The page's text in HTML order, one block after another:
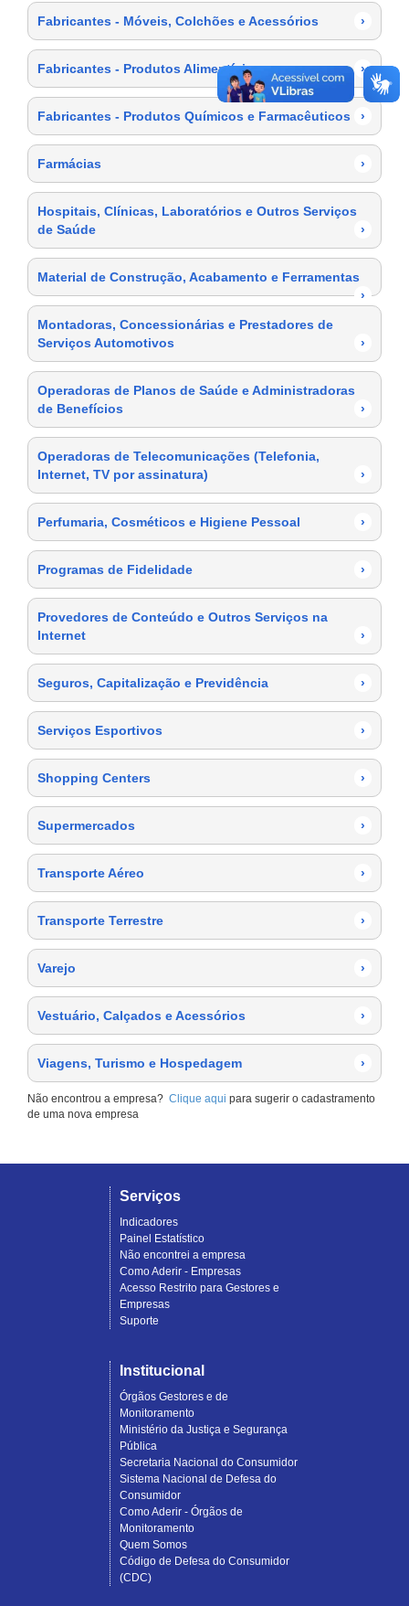
Fabricantes - Móveis, Colchões e Acessórios ›
Fabricantes - Produtos Alimentícios ›
Fabricantes - Produtos Químicos e Farmacêuticos ›
Farmácias ›
Hospitais, Clínicas, Laboratórios e Outros Serviços
de Saúde
›
Material de Construção, Acabamento e Ferramentas
›
Montadoras, Concessionárias e Prestadores de
Serviços Automotivos
›
Operadoras de Planos de Saúde e Administradoras
de Benefícios
›
Operadoras de Telecomunicações (Telefonia,
Internet, TV por assinatura)
›
Perfumaria, Cosméticos e Higiene Pessoal ›
Programas de Fidelidade ›
Provedores de Conteúdo e Outros Serviços na
Internet
›
Seguros, Capitalização e Previdência ›
Serviços Esportivos ›
Shopping Centers ›
Supermercados ›
Transporte Aéreo ›
Transporte Terrestre ›
Varejo ›
Vestuário, Calçados e Acessórios ›
Viagens, Turismo e Hospedagem ›
Não encontrou a empresa? Clique aqui para sugerir o cadastramento
de uma nova empresa
Serviços
Indicadores
Painel Estatístico
Não encontrei a empresa
Como Aderir - Empresas
Acesso Restrito para Gestores e
Empresas
Suporte
Institucional
Órgãos Gestores e de
Monitoramento
Ministério da Justiça e Segurança
Pública
Secretaria Nacional do Consumidor
Sistema Nacional de Defesa do
Consumidor
Como Aderir - Órgãos de
Monitoramento
Quem Somos
Código de Defesa do Consumidor
(CDC)